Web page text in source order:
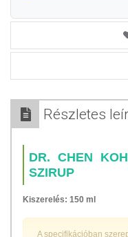
Részletes
DR. CHEN
SZIRUP
Kiszerelés: 150 ml
A specifikációban